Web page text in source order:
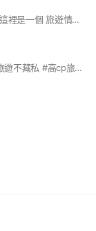
歡迎大家加入 「出國找翊祥✈️」 社群！ 這裡是一個 旅遊情報站 各式歐洲 日本 韓國 東南亞 國內 旅遊優惠報你知🫵🏽
#小資旅行 #甜甜價旅遊 #揪團出國中 #旅遊不藏私 #高cp旅行